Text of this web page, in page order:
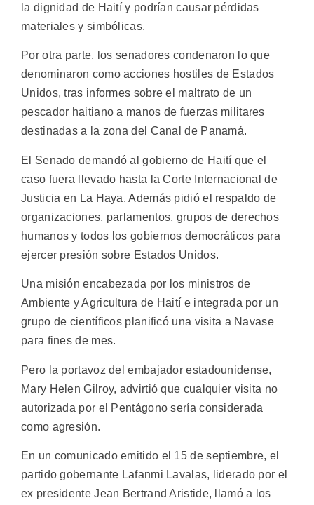
la dignidad de Haití y podrían causar pérdidas
materiales y simbólicas.
Por otra parte, los senadores condenaron lo que
denominaron como acciones hostiles de Estados
Unidos, tras informes sobre el maltrato de un
pescador haitiano a manos de fuerzas militares
destinadas a la zona del Canal de Panamá.
El Senado demandó al gobierno de Haití que el
caso fuera llevado hasta la Corte Internacional de
Justicia en La Haya. Además pidió el respaldo de
organizaciones, parlamentos, grupos de derechos
humanos y todos los gobiernos democráticos para
ejercer presión sobre Estados Unidos.
Una misión encabezada por los ministros de
Ambiente y Agricultura de Haití e integrada por un
grupo de científicos planificó una visita a Navase
para fines de mes.
Pero la portavoz del embajador estadounidense,
Mary Helen Gilroy, advirtió que cualquier visita no
autorizada por el Pentágono sería considerada
como agresión.
En un comunicado emitido el 15 de septiembre, el
partido gobernante Lafanmi Lavalas, liderado por el
ex presidente Jean Bertrand Aristide, llamó a los